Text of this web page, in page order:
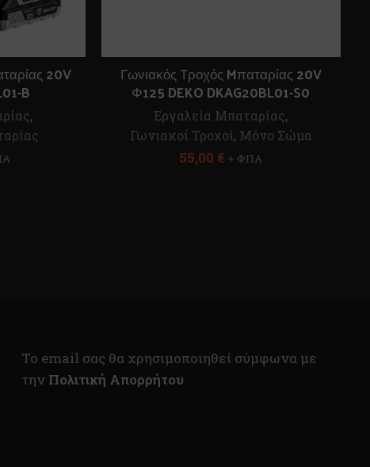
20V
B
,
Γωνιακός Τροχός Mπαταρίας 20V
Φ125 DEKO DKAG20BL01-S0
Εργαλεία Μπαταρίας,
Γωνιακοί Τροχοί, Μόνο Σώμα
55,00 € + ΦΠΑ
To email σας θα χρησιμοποιηθεί σύμφωνα με
την Πολιτική Απορρήτου